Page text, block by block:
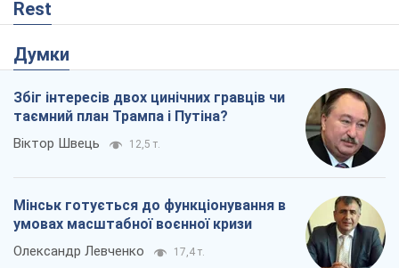
Rest
Думки
Збіг інтересів двох цинічних гравців чи
таємний план Трампа і Путіна?
Віктор Швець 12,5 т.
Мінськ готується до функціонування в
умовах масштабної воєнної кризи
Олександр Левченко 17,4 т.